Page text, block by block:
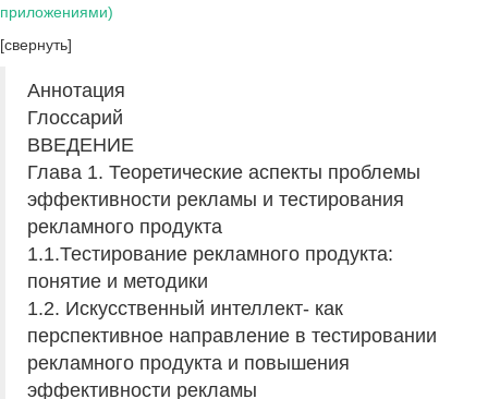
приложениями)
[свернуть]
Аннотация
Глоссарий
ВВЕДЕНИЕ
Глава 1. Теоретические аспекты проблемы
эффективности рекламы и тестирования
рекламного продукта
1.1.Тестирование рекламного продукта:
понятие и методики
1.2. Искусственный интеллект- как
перспективное направление в тестировании
рекламного продукта и повышения
эффективности рекламы